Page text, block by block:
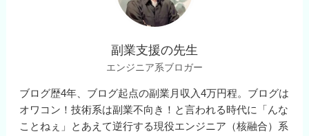
副業支援の先生
エンジニア系ブロガー
ブログ歴4年、ブログ起点の副業月収入4万円程。ブログは
オワコン！技術系は副業不向き！と言われる時代に「んな
ことねぇ」とあえて逆行する現役エンジニア（核融合）系